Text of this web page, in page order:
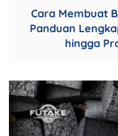
Cara Membuat
Panduan
hingga